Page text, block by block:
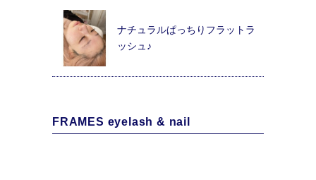
ナチュラルぱっちりフラットラ
ッシュ♪
FRAMES eyelash & nail